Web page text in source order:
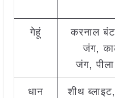
गेहूं
करनाल
जंग,
जंग,
धान
शीथ